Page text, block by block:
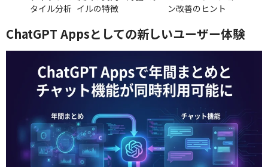
タイル分析 イルの特徴
ン改善のヒント
ChatGPT Appsとしての新しいユーザー体験